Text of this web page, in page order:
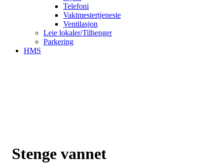
Telefoni
Vaktmestertjeneste
Ventilasjon
Leie lokaler/Tilhenger
Parkering
HMS
Stenge vannet